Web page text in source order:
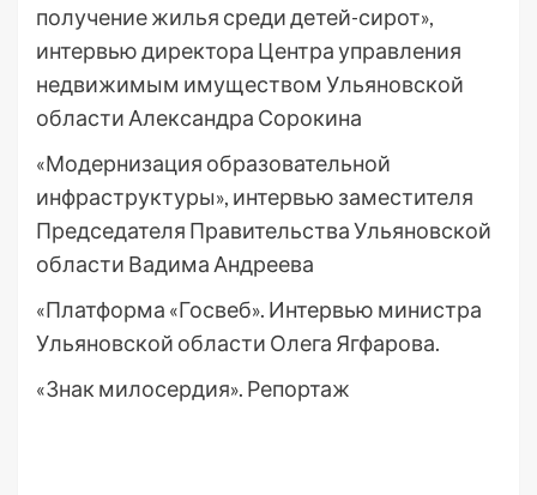
получение жилья среди детей-сирот»,
интервью директора Центра управления
недвижимым имуществом Ульяновской
области Александра Сорокина
«Модернизация образовательной
инфраструктуры», интервью заместителя
Председателя Правительства Ульяновской
области Вадима Андреева
«Платформа «Госвеб». Интервью министра
Ульяновской области Олега Ягфарова.
«Знак милосердия». Репортаж